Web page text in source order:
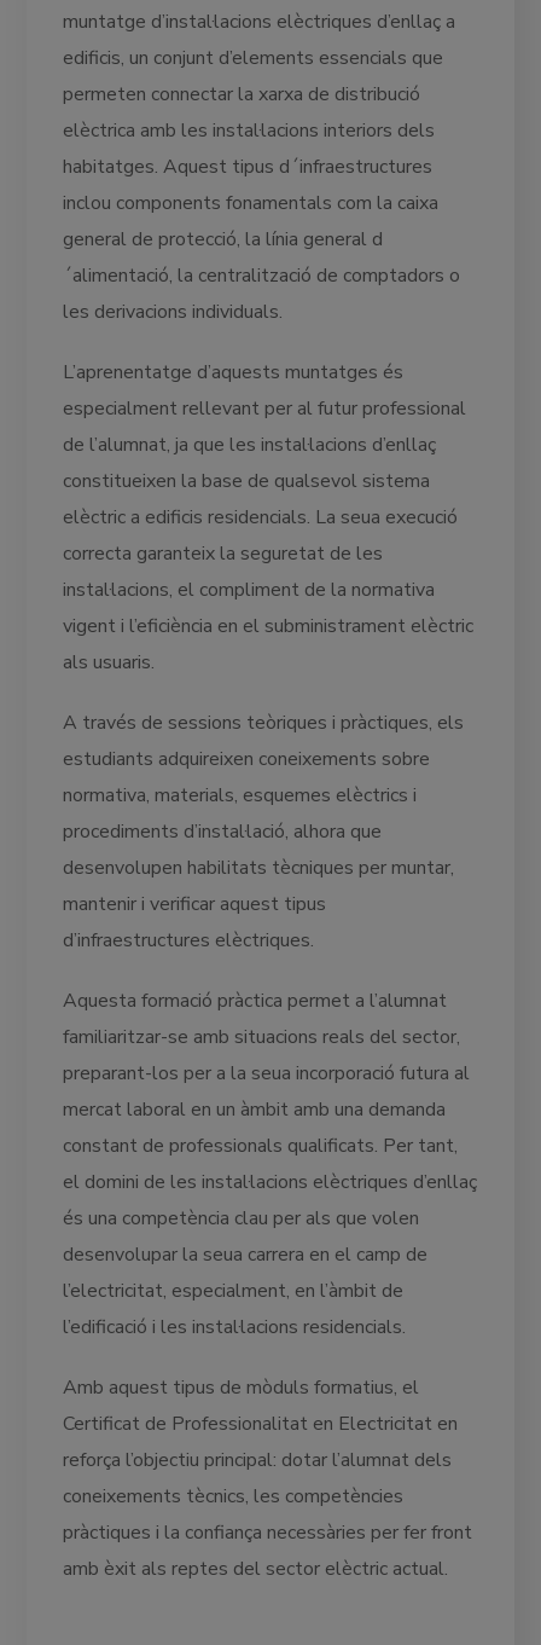
muntatge d’instal·lacions elèctriques d’enllaç a
edificis, un conjunt d’elements essencials que
permeten connectar la xarxa de distribució
elèctrica amb les instal·lacions interiors dels
habitatges. Aquest tipus d´infraestructures
inclou components fonamentals com la caixa
general de protecció, la línia general d
´alimentació, la centralització de comptadors o
les derivacions individuals.
L’aprenentatge d’aquests muntatges és
especialment rellevant per al futur professional
de l’alumnat, ja que les instal·lacions d’enllaç
constitueixen la base de qualsevol sistema
elèctric a edificis residencials. La seua execució
correcta garanteix la seguretat de les
instal·lacions, el compliment de la normativa
vigent i l’eficiència en el subministrament elèctric
als usuaris.
A través de sessions teòriques i pràctiques, els
estudiants adquireixen coneixements sobre
normativa, materials, esquemes elèctrics i
procediments d’instal·lació, alhora que
desenvolupen habilitats tècniques per muntar,
mantenir i verificar aquest tipus
d’infraestructures elèctriques.
Aquesta formació pràctica permet a l’alumnat
familiaritzar-se amb situacions reals del sector,
preparant-los per a la seua incorporació futura al
mercat laboral en un àmbit amb una demanda
constant de professionals qualificats. Per tant,
el domini de les instal·lacions elèctriques d’enllaç
és una competència clau per als que volen
desenvolupar la seua carrera en el camp de
l’electricitat, especialment, en l’àmbit de
l’edificació i les instal·lacions residencials.
Amb aquest tipus de mòduls formatius, el
Certificat de Professionalitat en Electricitat en
reforça l’objectiu principal: dotar l’alumnat dels
coneixements tècnics, les competències
pràctiques i la confiança necessàries per fer front
amb èxit als reptes del sector elèctric actual.